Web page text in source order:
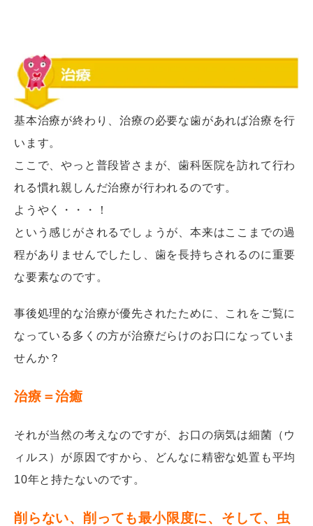
基本治療が終わり、治療の必要な歯があれば治療を行
います。
ここで、やっと普段皆さまが、歯科医院を訪れて行わ
れる慣れ親しんだ治療が行われるのです。
ようやく・・・！
という感じがされるでしょうが、本来はここまでの過
程がありませんでしたし、歯を長持ちされるのに重要
な要素なのです。
事後処理的な治療が優先されたために、これをご覧に
なっている多くの方が治療だらけのお口になっていま
せんか？
治療＝治癒
それが当然の考えなのですが、お口の病気は細菌（ウ
ィルス）が原因ですから、どんなに精密な処置も平均
10年と持たないのです。
削らない、削っても最小限度に、そして、虫